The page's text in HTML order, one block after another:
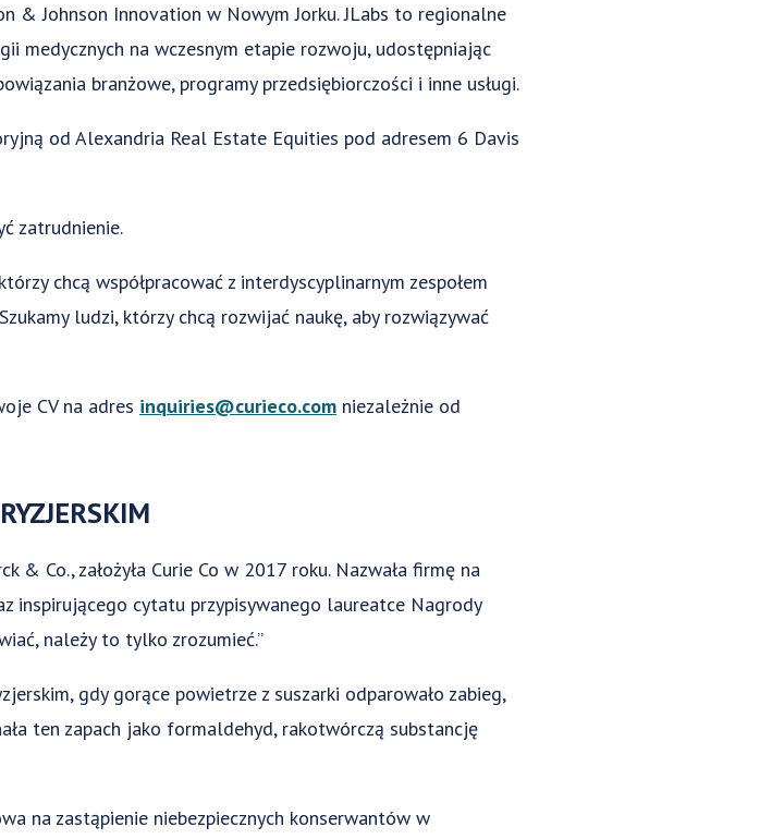
& Johnson Innovation w Nowym Jorku. JLabs to regionalne
medycznych na wczesnym etapie rozwoju, udostępniając
branżowe, programy przedsiębiorczości i inne usługi.
od Alexandria Real Estate Equities pod adresem 6 Davis
zatrudnienie.
chcą współpracować z interdyscyplinarnym zespołem
ludzi, którzy chcą rozwijać naukę, aby rozwiązywać
CV na adres inquiries@curieco.com niezależnie od
& Co., założyła Curie Co w 2017 roku. Nazwała firmę na
inspirującego cytatu przypisywanego laureatce Nagrody
należy to tylko zrozumieć.”
gdy gorące powietrze z suszarki odparowało zabieg,
ten zapach jako formaldehyd, rakotwórczą substancję
na zastąpienie niebezpiecznych konserwantów w